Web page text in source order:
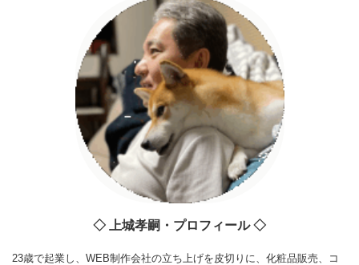
◇ 上城孝嗣・プロフィール ◇
23歳で起業し、WEB制作会社の立ち上げを皮切りに、化粧品販売、コ